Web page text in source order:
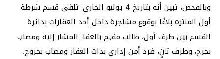
وبالفحص، تبين أنه بتاريخ 4 يوليو الجاري، تلقى قسم شرطة
أول المنتزه بلاغًا بوقوع مشاجرة داخل أحد العقارات بدائرة
القسم بين طرف أول، طالب مقيم بالعقار المشار إليه ومصاب
بجرح، وطرف ثانٍ، فرد أمن إداري بذات العقار ومصاب بجروح.